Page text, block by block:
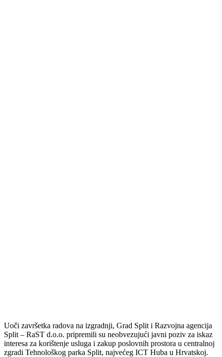
Uoči završetka radova na izgradnji, Grad Split i Razvojna agencija
Split – RaST d.o.o. pripremili su neobvezujući javni poziv za iskaz
interesa za korištenje usluga i zakup poslovnih prostora u centralnoj
zgradi Tehnološkog parka Split, najvećeg ICT Huba u Hrvatskoj.